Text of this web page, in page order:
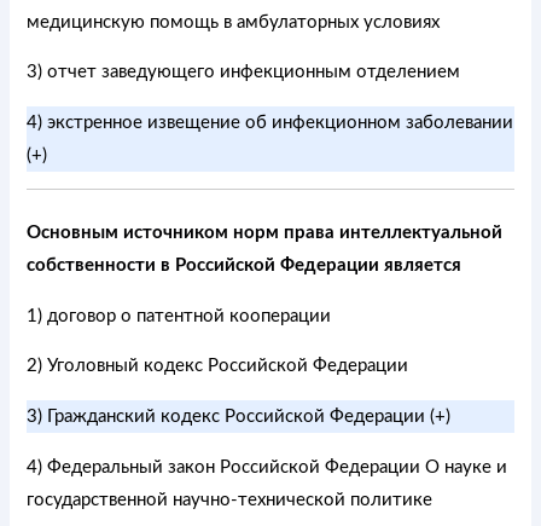
медицинскую помощь в амбулаторных условиях
3) отчет заведующего инфекционным отделением
4) экстренное извещение об инфекционном заболевании
(+)
Основным источником норм права интеллектуальной
собственности в Российской Федерации является
1) договор о патентной кооперации
2) Уголовный кодекс Российской Федерации
3) Гражданский кодекс Российской Федерации (+)
4) Федеральный закон Российской Федерации О науке и
государственной научно-технической политике